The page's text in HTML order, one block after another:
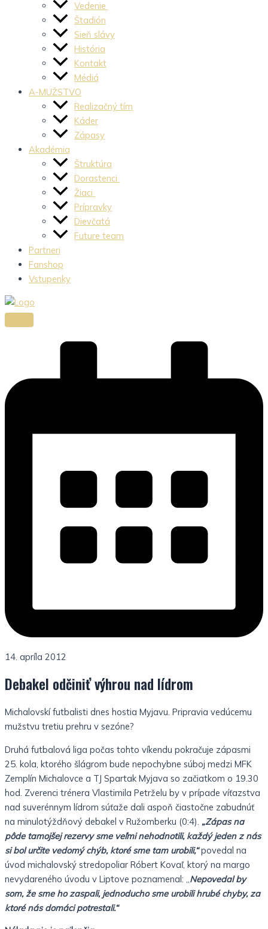
Vedenie
Štadión
Sieň slávy
História
Kontakt
Médiá
A-MUŽSTVO
Realizačný tím
Káder
Zápasy
Akadémia
Štruktúra
Dorastenci
Žiaci
Prípravky
Dievčatá
Future team
Partneri
Fanshop
Vstupenky
14. apríla 2012
Debakel odčiniť výhrou nad lídrom
Michalovskí futbalisti dnes hostia Myjavu. Pripravia vedúcemu
mužstvu tretiu prehru v sezóne?
Druhá futbalová liga počas tohto víkendu pokračuje zápasmi
25. kola, ktorého šlágrom bude nepochybne súboj medzi MFK
Zemplín Michalovce a TJ Spartak Myjava so začiatkom o 19.30
hod. Zverenci trénera Vlastimila Petrželu by v prípade víťazstva
nad suverénnym lídrom súťaže dali aspoň čiastočne zabudnúť
na minulotýždňový debakel v Ružomberku (0:4). „Zápas na
pôde tamojšej rezervy sme veľmi nehodnotili, každý jeden z nás
si bol určite vedomý chýb, ktoré sme tam urobili,“povedal na
úvod michalovský stredopoliar Róbert Kovaľ, ktorý na margo
nevydareného úvodu v Liptove poznamenal: „ Nepovedal by
som, že sme ho zaspali, jednoducho sme urobili hrubé chyby, za
ktoré nás domáci potrestali.“